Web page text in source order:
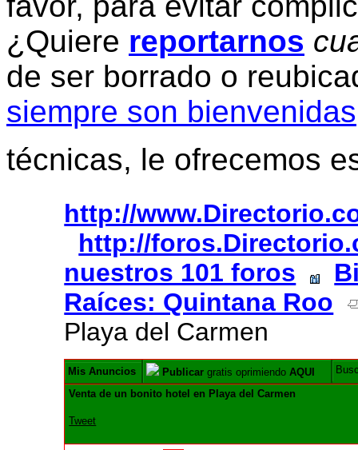
¿Quiere reportarnos
de ser borrado o
siempre son bienvenidas
técnicas, le ofrecemos
http://
http://
nuestros 101 foros
Raíces: Quintana Roo
Playa del Carmen
Mis Anuncios Publicar gratis oprimiendoAQUI
Venta de un bonito hotel en Playa del Carmen
Tweet